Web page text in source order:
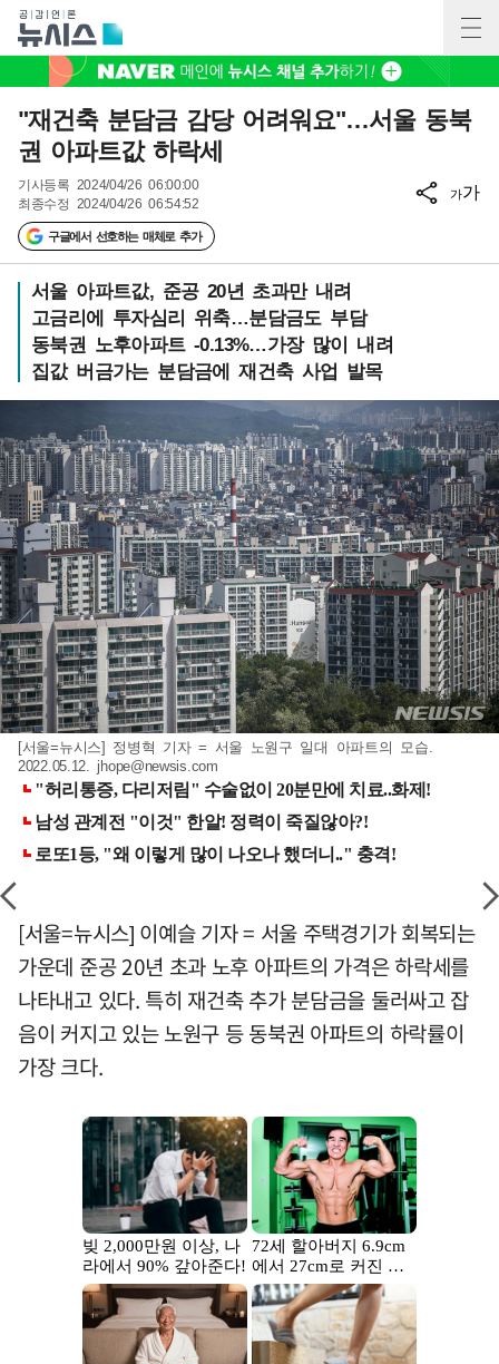
"재건축 분담금 감당 어려워요"…서울 동북
권 아파트값 하락세
기사등록 2024/04/26 06:00:00
최종수정 2024/04/26 06:54:52
구글에서 선호하는 매체로 추가
가가
서울 아파트값, 준공 20년 초과만 내려
고금리에 투자심리 위축…분담금도 부담
동북권 노후아파트 -0.13%…가장 많이 내려
집값 버금가는 분담금에 재건축 사업 발목
[서울=뉴시스] 정병혁 기자 = 서울 노원구 일대 아파트의 모습.
2022.05.12. jhope@newsis.com
[서울=뉴시스] 이예슬 기자 = 서울 주택경기가 회복되는
가운데 준공 20년 초과 노후 아파트의 가격은 하락세를
나타내고 있다. 특히 재건축 추가 분담금을 둘러싸고 잡
음이 커지고 있는 노원구 등 동북권 아파트의 하락률이
가장 크다.